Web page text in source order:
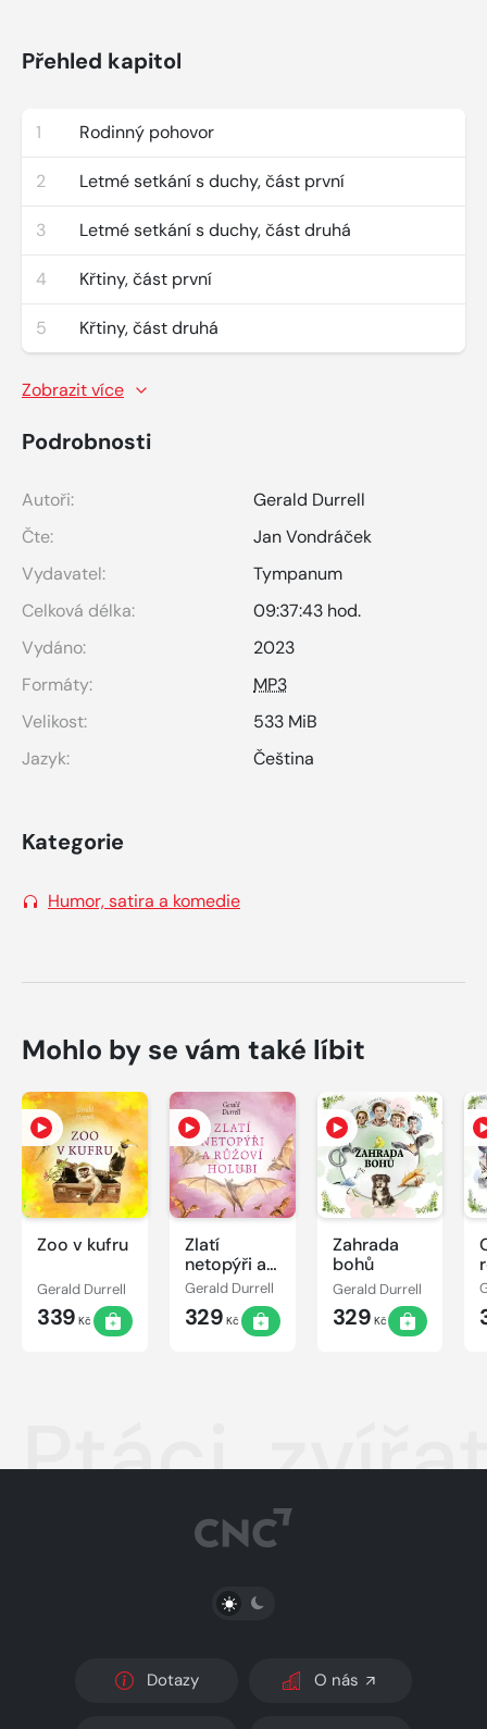
Přehled kapitol
1 Rodinný pohovor
2 Letmé setkání s duchy, část první
3 Letmé setkání s duchy, část druhá
4 Křtiny, část první
5 Křtiny, část druhá
Zobrazit více
Podrobnosti
Autoři:
Gerald Durrell
Čte:
Jan Vondráček
Vydavatel:
Tympanum
Celková délka:
09:37:43 hod.
Vydáno:
2023
Formáty:
MP3
Velikost:
533 MiB
Jazyk:
Čeština
Kategorie
Humor, satira a komedie
Mohlo by se vám také líbit
Zoo v kufru
Gerald Durrell
339 Kč
Zlatí
netopýři a
růžoví
holubi
Gerald Durrell
329 Kč
Zahrada
bohů
Gerald Durrell
329 Kč
Ptáci,
PŘEPNOUT SVĚTLÝ/TMAVÝ REŽIM
Dotazy O nás